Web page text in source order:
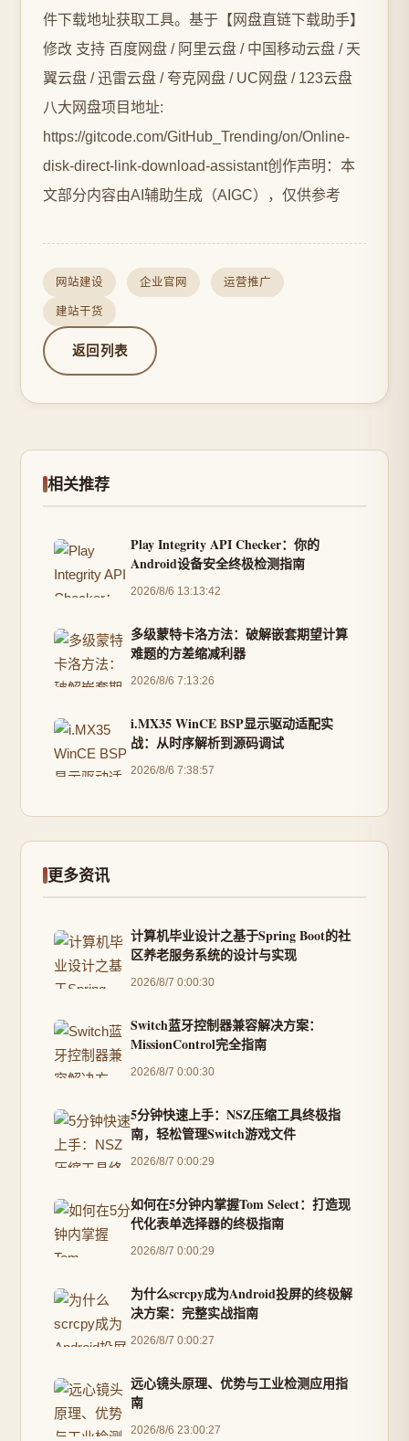
件下载地址获取工具。基于【网盘直链下载助手】
修改 支持 百度网盘 / 阿里云盘 / 中国移动云盘 / 天
翼云盘 / 迅雷云盘 / 夸克网盘 / UC网盘 / 123云盘
八大网盘项目地址:
https://gitcode.com/GitHub_Trending/on/Online-
disk-direct-link-download-assistant创作声明：本
文部分内容由AI辅助生成（AIGC），仅供参考
网站建设 企业官网 运营推广
建站干货
返回列表
相关推荐
Play Integrity API Checker：你的
Android设备安全终极检测指南
2026/8/6 13:13:42
多级蒙特卡洛方法：破解嵌套期望计算
难题的方差缩减利器
2026/8/6 7:13:26
i.MX35 WinCE BSP显示驱动适配实
战：从时序解析到源码调试
2026/8/6 7:38:57
更多资讯
计算机毕业设计之基于Spring Boot的社
区养老服务系统的设计与实现
2026/8/7 0:00:30
Switch蓝牙控制器兼容解决方案：
MissionControl完全指南
2026/8/7 0:00:30
5分钟快速上手：NSZ压缩工具终极指
南，轻松管理Switch游戏文件
2026/8/7 0:00:29
如何在5分钟内掌握Tom Select：打造现
代化表单选择器的终极指南
2026/8/7 0:00:29
为什么scrcpy成为Android投屏的终极解
决方案：完整实战指南
2026/8/7 0:00:27
远心镜头原理、优势与工业检测应用指
南
2026/8/6 23:00:27